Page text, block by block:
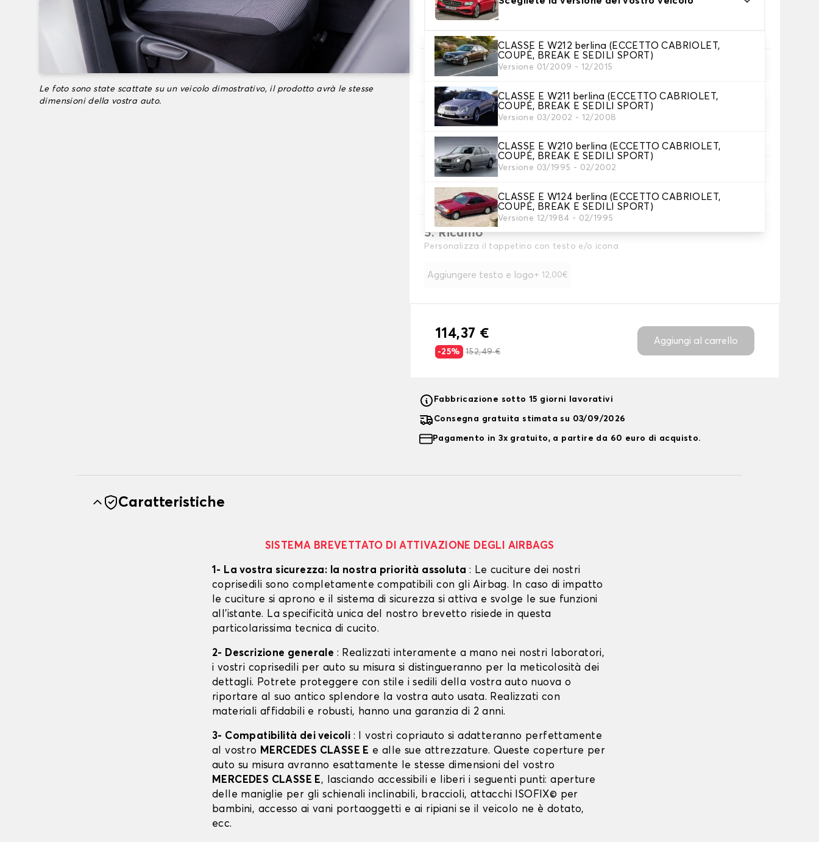
Le foto sono state scattate su un veicolo dimostrativo, il prodotto avrà le stesse
dimensioni della vostra auto.
CLASSE E W212 berlina (ECCETTO CABRIOLET,
COUPÉ, BREAK E SEDILI SPORT)
Versione 01/2009 - 12/2015
CLASSE E W211 berlina (ECCETTO CABRIOLET,
COUPÉ, BREAK E SEDILI SPORT)
Versione 03/2002 - 12/2008
CLASSE E W210 berlina (ECCETTO CABRIOLET,
COUPÉ, BREAK E SEDILI SPORT)
Versione 03/1995 - 02/2002
CLASSE E W124 berlina (ECCETTO CABRIOLET,
COUPÉ, BREAK E SEDILI SPORT)
Versione 12/1984 - 02/1995
2. Set di coperture
3. Materiale
Scegliete il materiale per le vostre coperture.
4. Colore
Scegliete il colore dei vostri coprisedili.
5. Ricamo
Personalizza il tappetino con testo e/o icona
Aggiungere testo e logo + 12,00€
114,37 €
-25% 152,49 €
Aggiungi al carrello
Fabbricazione sotto 15 giorni lavorativi
Consegna gratuita stimata su 03/09/2026
Pagamento in 3x gratuito, a partire da 60 euro di acquisto.
Caratteristiche
SISTEMA BREVETTATO DI ATTIVAZIONE DEGLI AIRBAGS
1- La vostra sicurezza: la nostra priorità assoluta : Le cuciture dei nostri
coprisedili sono completamente compatibili con gli Airbag. In caso di impatto
le cuciture si aprono e il sistema di sicurezza si attiva e svolge le sue funzioni
all'istante. La specificità unica del nostro brevetto risiede in questa
particolarissima tecnica di cucito.
2- Descrizione generale : Realizzati interamente a mano nei nostri laboratori,
i vostri coprisedili per auto su misura si distingueranno per la meticolosità dei
dettagli. Potrete proteggere con stile i sedili della vostra auto nuova o
riportare al suo antico splendore la vostra auto usata. Realizzati con
materiali affidabili e robusti, hanno una garanzia di 2 anni.
3- Compatibilità dei veicoli : I vostri copriauto si adatteranno perfettamente
al vostro MERCEDES CLASSE E e alle sue attrezzature. Queste coperture per
auto su misura avranno esattamente le stesse dimensioni del vostro
MERCEDES CLASSE E, lasciando accessibili e liberi i seguenti punti: aperture
delle maniglie per gli schienali inclinabili, braccioli, attacchi ISOFIX© per
bambini, accesso ai vani portaoggetti e ai ripiani se il veicolo ne è dotato,
ecc.